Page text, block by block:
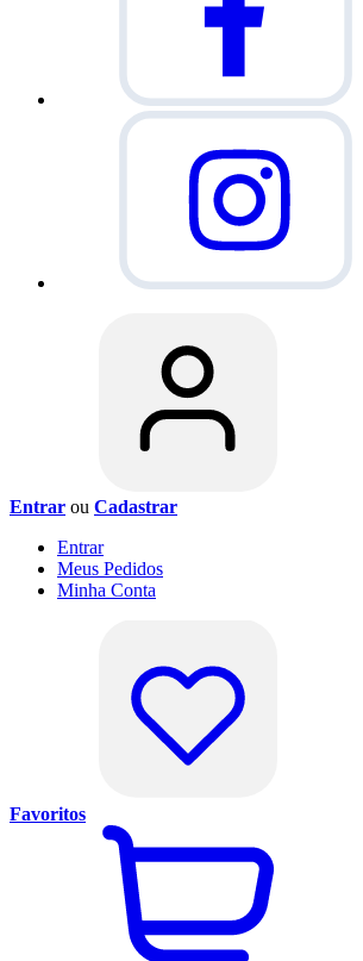
Entrar ou Cadastrar
Entrar
Meus Pedidos
Minha Conta
Favoritos